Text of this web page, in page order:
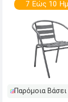
7 Εώς 10
Παρόμοια Βάσει